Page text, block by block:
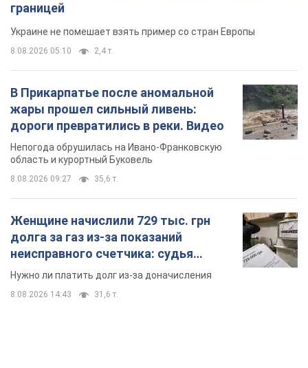
границей
Украине не помешает взять пример со стран Европы
8.08.2026 05:10 2,4 т.
В Прикарпатье после аномальной
жары прошел сильный ливень:
дороги превратились в реки. Видео
Непогода обрушилась на Ивано-Франковскую
область и курортный Буковель
8.08.2026 09:27 35,6 т.
Женщине начислили 729 тыс. грн
долга за газ из-за показаний
неисправного счетчика: судья
вынес неожиданное решение
Нужно ли платить долг из-за доначисления
8.08.2026 14:43 31,6 т.